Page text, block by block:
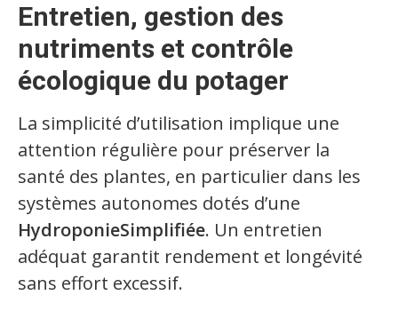
Entretien, gestion des
nutriments et contrôle
écologique du potager
La simplicité d’utilisation implique une
attention régulière pour préserver la
santé des plantes, en particulier dans les
systèmes autonomes dotés d’une
HydroponieSimplifiée. Un entretien
adéquat garantit rendement et longévité
sans effort excessif.